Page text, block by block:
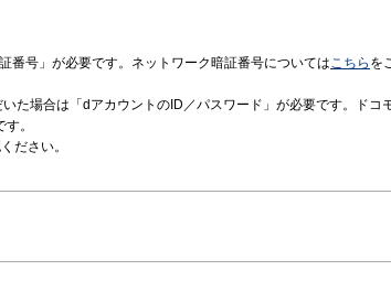
番号」が必要です。ネットワーク暗証番号についてはこちら を
た場合は「dアカウントのID／パスワード」が必要です。ドコ
。
ださい。